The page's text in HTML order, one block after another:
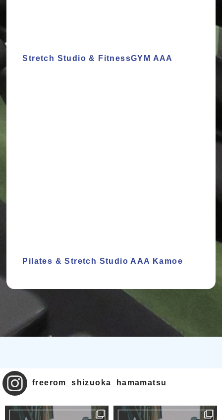
Stretch Studio & FitnessGYM AAA
Pilates & Stretch Studio AAA Kamoe
freerom_shizuoka_hamamatsu